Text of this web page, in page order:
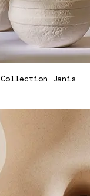
Collection Janis